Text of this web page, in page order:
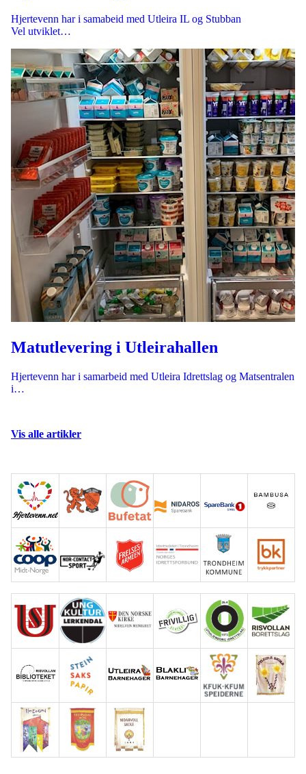
Hjertevenn har i samabeid med Utleira IL og Stubban
Vel utviklet…
Matutlevering i Utleirahallen
Hjertevenn har i samarbeid med Utleira Idrettslag og Matsentralen
i…
Vis alle artikler